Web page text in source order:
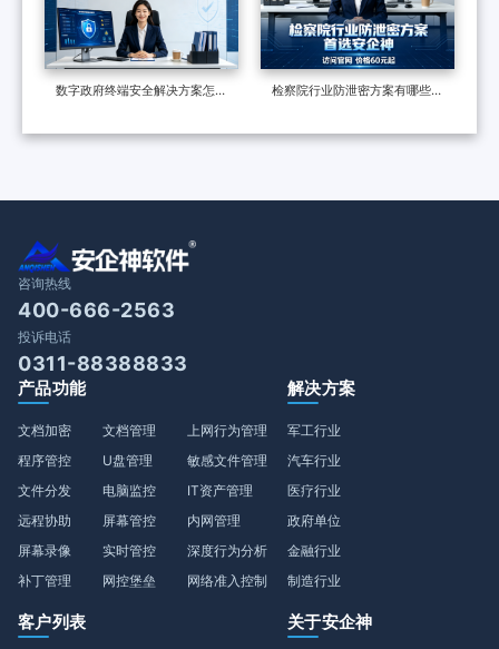
数字政府终端安全解决方案怎么
政企终端安全？
检察院行业防泄密方案有哪些？
国检察院批量部署
咨询热线
400-666-2563
投诉电话
0311-88388833
产品功能
文档加密
程序管控
文件分发
远程协助
屏幕录像
补丁管理
文档管理
U盘管理
电脑监控
屏幕管控
实时管控
网控堡垒
上网行为管理
敏感文件管理
IT资产管理
内网管理
深度行为分析
网络准入控制
解决方案
军工行业
汽车行业
医疗行业
政府单位
金融行业
制造行业
客户列表 关于安企神